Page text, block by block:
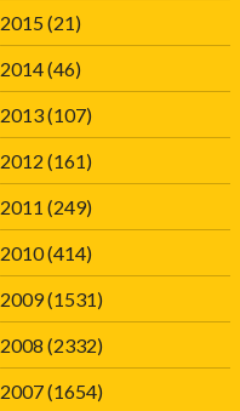
2015(21)
2014(46)
2013(107)
2012 (161)
2011 (249)
2010(414)
2009(1531)
2008 (2332)
2007(1654)